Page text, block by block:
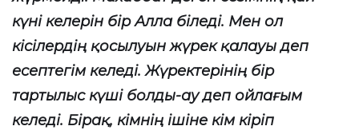
күні келерін бір Алла біледі. Мен ол
кісілердің қосылуын жүрек қалауы деп
есептегім келеді. Жүректерінің бір
тартылыс күші болды-ау деп ойлағым
келеді. Бірақ, кімнің ішіне кім кіріп